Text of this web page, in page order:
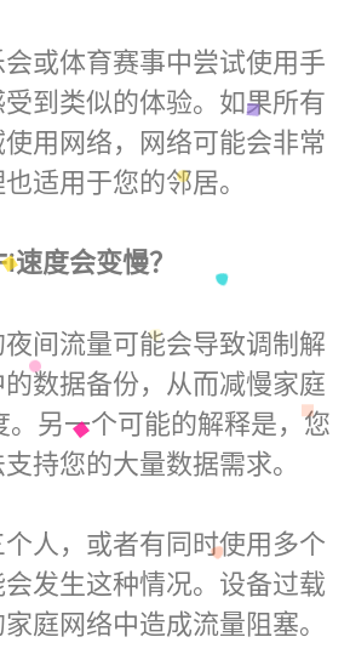
或体育赛事中尝试使用手
到类似的体验。如果所有
用网络，网络可能会非常
适用于您的邻居。
度会变慢？
间流量可能会导致调制解
数据备份，从而减慢家庭
。另一个可能的解释是，您
持您的大量数据需求。
人，或者有同时使用多个
发生这种情况。设备过载
庭网络中造成流量阻塞。